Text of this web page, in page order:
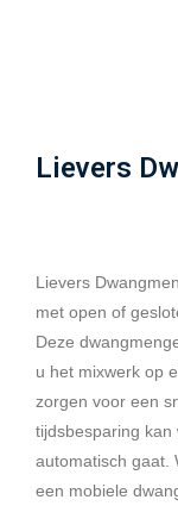
Lievers
Lievers
met open of
Deze
u het mixwerk op
zorgen voor een
tijdsbesparing
automatisch gaat.
een mobiele